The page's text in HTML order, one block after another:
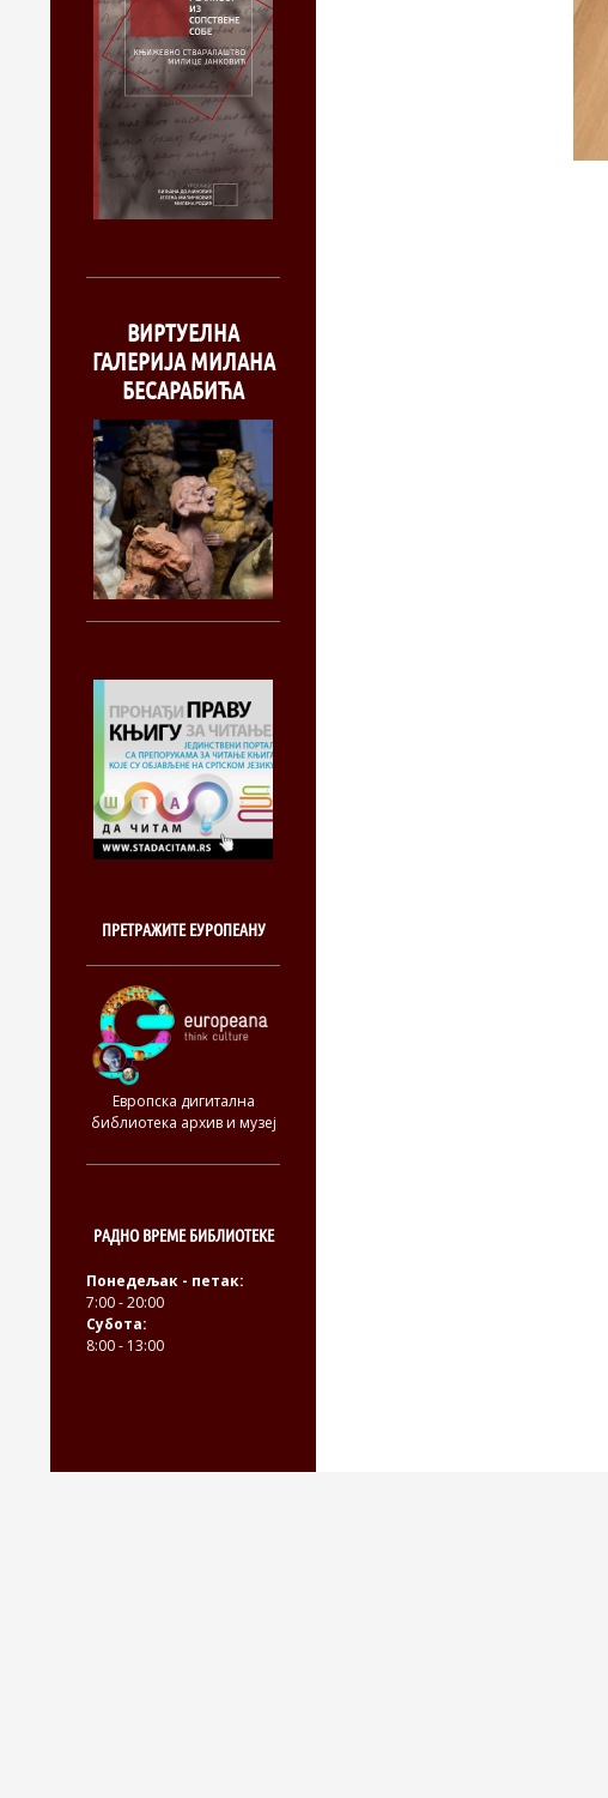
ВИРТУЕЛНА
ГАЛЕРИЈА МИЛАНА
БЕСАРАБИЋА
ПРЕТРАЖИТЕ ЕУРОПЕАНУ
Европска дигитална
библиотека архив и музеј
РАДНО ВРЕМЕ БИБЛИОТЕКЕ
Понедељак - петак:
7:00 - 20:00
Субота:
8:00 - 13:00